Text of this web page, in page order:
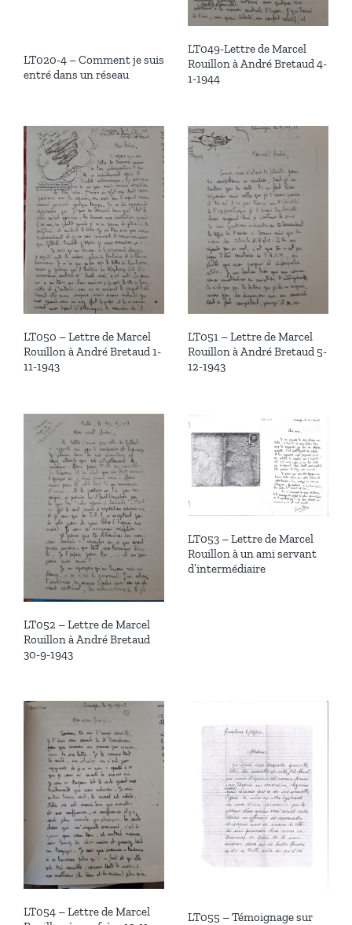
LT020-4 – Comment je suis
entré dans un réseau
LT049-Lettre de Marcel
Rouillon à André Bretaud 4-
1-1944
LT050 – Lettre de Marcel
Rouillon à André Bretaud 1-
11-1943
LT051 – Lettre de Marcel
Rouillon à André Bretaud 5-
12-1943
LT052 – Lettre de Marcel
Rouillon à André Bretaud
30-9-1943
LT053 – Lettre de Marcel
Rouillon à un ami servant
d’intermédiaire
LT054 – Lettre de Marcel
LT055 – Témoignage sur